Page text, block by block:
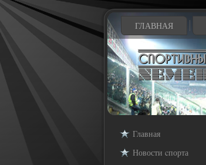
ГЛАВНАЯ
Главная
Новости cпорта